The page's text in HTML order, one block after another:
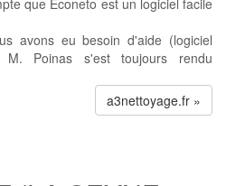
que Econeto est un logiciel facile
avons eu besoin d'aide (logiciel
M. Poinas s'est toujours rendu
a3nettoyage.fr »